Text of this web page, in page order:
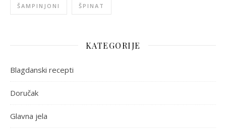
ŠAMPINJONI ŠPINAT
KATEGORIJE
Blagdanski recepti
Doručak
Glavna jela